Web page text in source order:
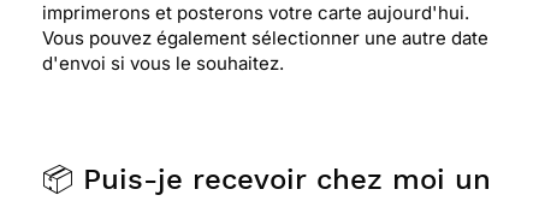
imprimerons et posterons votre carte aujourd'hui.
Vous pouvez également sélectionner une autre date
d'envoi si vous le souhaitez.
📦 Puis-je recevoir chez moi un